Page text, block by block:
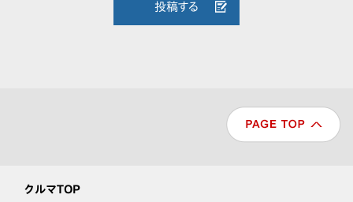
投稿する
クルマTOP